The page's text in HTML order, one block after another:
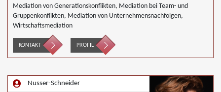
Mediation von Generationskonflikten, Mediation bei Team- und
Gruppenkonflikten, Mediation von Unternehmensnachfolgen,
Wirtschaftsmediation
KONTAKT PROFIL
Nusser-Schneider